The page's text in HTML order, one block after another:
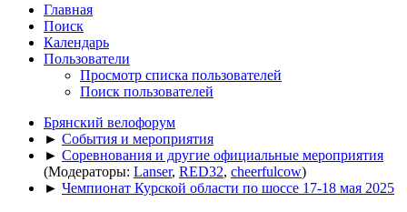
Главная
Поиск
Календарь
Пользователи
Просмотр списка пользователей
Поиск пользователей
Брянский велофорум
► События и мероприятия
► Соревнования и другие официальные мероприятия
(Модераторы: Lanser, RED32, cheerfulcow)
► Чемпионат Курской области по шоссе 17-18 мая 2025